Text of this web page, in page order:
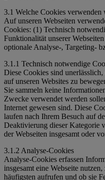
3.1 Welche Cookies verwenden
Auf unseren Webseiten
Cookies: (1) Technisch
Funktionalität unserer
optionale Analyse-, Targeting-
3.1.1 Technisch notwendige
Diese Cookies sind
auf unseren Websites zu
Sie sammeln keine
Zwecke verwendet werden
Internet gewesen sind. Diese
laufen nach Ihrem Besuch auf
Deaktivierung dieser Kategorie
der Webseiten insgesamt oder
3.1.2 Analyse-Cookies
Analyse-Cookies erfassen
insgesamt eine Webseite
häufigsten aufrufen und ob sie